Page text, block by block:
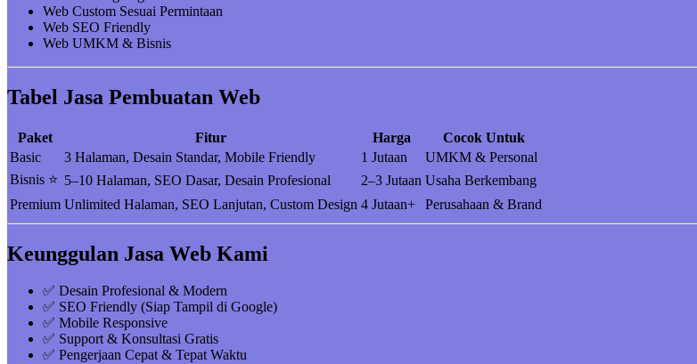
Web Custom Sesuai Permintaan
Web SEO Friendly
Web UMKM & Bisnis
Tabel Jasa Pembuatan Web
Paket Fitur Harga
Cocok Untuk
Basic
3 Halaman, Desain Standar, Mobile Friendly 1 Jutaan
UMKM & Personal
Bisnis ⭐ 5–10 Halaman, SEO Dasar, Desain Profesional 2–3 Jutaan Usaha Berkembang
Premium Unlimited Halaman, SEO Lanjutan, Custom Design 4 Jutaan+ Perusahaan & Brand
Keunggulan Jasa Web Kami
✅ Desain Profesional & Modern
✅ SEO Friendly (Siap Tampil di Google)
✅ Mobile Responsive
✅ Support & Konsultasi Gratis
✅ Pengerjaan Cepat & Tepat Waktu